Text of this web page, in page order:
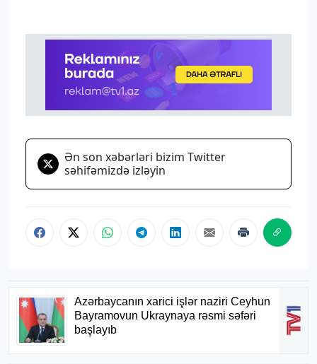
Ən son xəbərləri bizim Twitter
səhifəmizdə izləyin